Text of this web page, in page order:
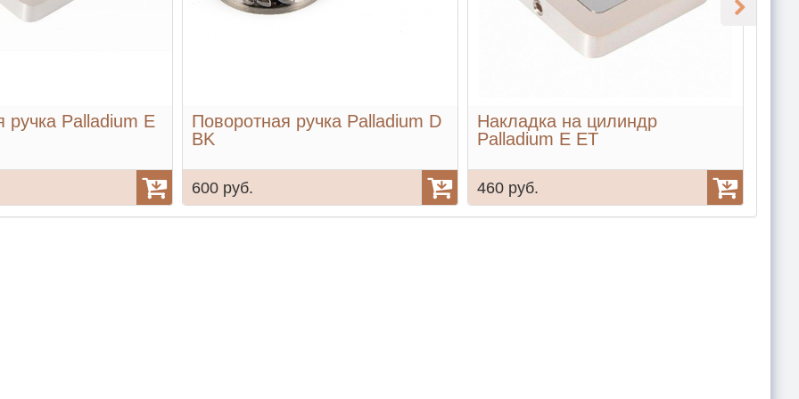
ручка Palladium E
Поворотная ручка Palladium D
BK
600 руб.
Накладка на цилиндр
Palladium E ET
460 руб.